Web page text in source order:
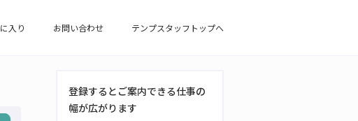
入り お問い合わせ テンプスタッフトップへ
登録するとご案内できる仕事の
幅が広がります